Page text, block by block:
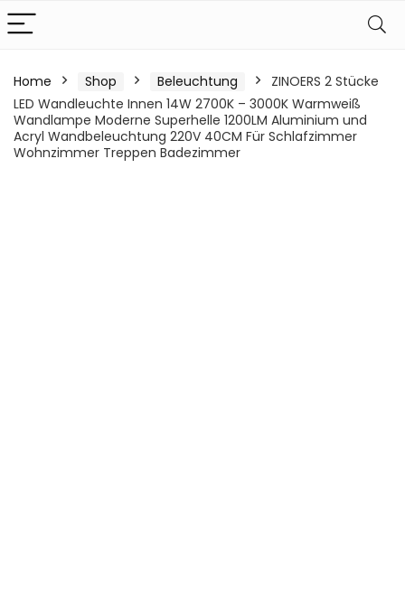
Home Shop Beleuchtung
ZINOERS 2 Stücke
LED Wandleuchte Innen 14W 2700K – 3000K Warmweiß
Wandlampe Moderne Superhelle 1200LM Aluminium und
Acryl Wandbeleuchtung 220V 40CM Für Schlafzimmer
Wohnzimmer Treppen Badezimmer